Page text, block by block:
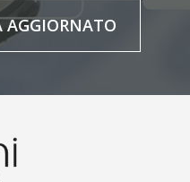
AGGIORNATO